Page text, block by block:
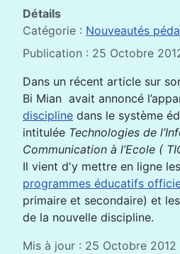
Détails
Catégorie : Nouveautés
Publication : 25 Octobre
Dans un récent article sur
Bi Mian avait annoncé
discipline dans le système
intitulée Technologies de
Communication à l’Ecole (
Il vient d'y mettre en ligne
programmes éducatifs
primaire et secondaire) et
de la nouvelle discipline.
Mis à jour : 25 Octobre 2012